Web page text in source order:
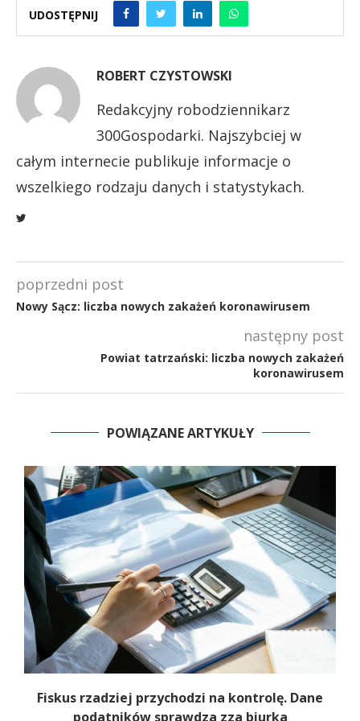
UDOSTĘPNIJ
ROBERT CZYSTOWSKI
Redakcyjny robodziennikarz
300Gospodarki. Najszybciej w
całym internecie publikuje informacje o
wszelkiego rodzaju danych i statystykach.
poprzedni post
Nowy Sącz: liczba nowych zakażeń koronawirusem
następny post
Powiat tatrzański: liczba nowych zakażeń
koronawirusem
POWIĄZANE ARTYKUŁY
Fiskus rzadziej przychodzi na kontrolę. Dane
podatników sprawdza zza biurka